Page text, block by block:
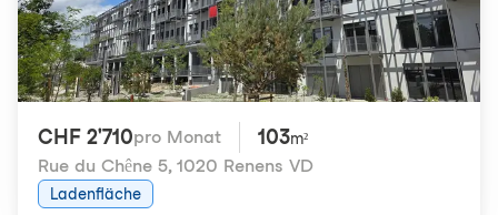
CHF 2'710pro Monat 103m²
Rue du Chêne 5, 1020 Renens VD
Ladenfläche